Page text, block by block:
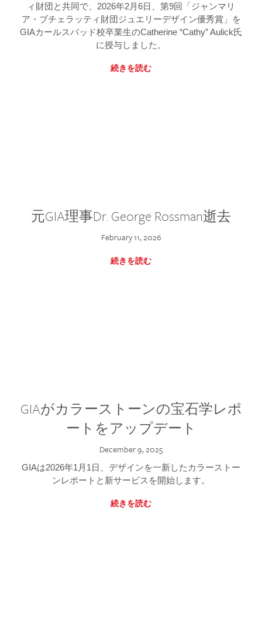
ィ財団と共同で、2026年2月6日、第9回「ジャンマリ
ア・ブチェラッティ財団ジュエリーデザイン優秀賞」を
GIAカールスバッド校卒業生のCatherine “Cathy” Aulick氏
に授与しました。
続きを読む
元GIA理事Dr. George Rossman逝去
February 11, 2026
続きを読む
GIAがカラーストーンの宝石学レポ
ートをアップデート
December 9, 2025
GIAは2026年1月1日、デザインを一新したカラーストー
ンレポートと新サービスを開始します。
続きを読む